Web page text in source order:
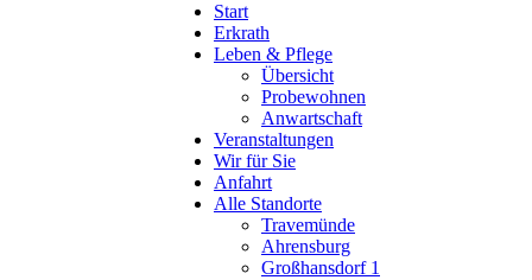
Start
Erkrath
Leben & Pflege
Übersicht
Probewohnen
Anwartschaft
Veranstaltungen
Wir für Sie
Anfahrt
Alle Standorte
Travemünde
Ahrensburg
Großhansdorf 1